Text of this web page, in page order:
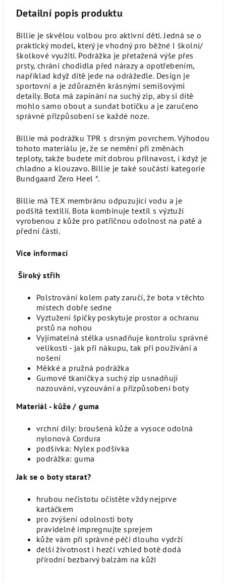
Detailní popis produktu
Billie je skvělou volbou pro aktivní děti. Jedná se o
praktický model, který je vhodný pro běžné I školní/
školkové využití. Podrážka je přetažená výše přes
prsty, chrání chodidla před nárazy a opotřebením,
například když dítě jede na odrážedle. Design je
sportovní a je zdůrazněn krásnými semišovými
detaily. Bota má zapínání na suchý zip, aby si dítě
mohlo samo obout a sundat botičku a je zaručeno
správné přizpůsobení se každé noze.
Billie má podrážku TPR s drsným povrchem. Výhodou
tohoto materiálu je, že se nemění při změnách
teploty, takže budete mít dobrou přilnavost, i když je
chladno a klouzavo. Billie je také součástí kategorie
Bundgaard Zero Heel *.
Billie má TEX membránu odpuzující vodu a je
podšitá textilií. Bota kombinuje textil s výztuží
vyrobenou z kůže pro patřičnou odolnost na patě a
přední části.
Více informací
Široký střih
Polstrování kolem paty zaručí, že bota v těchto
místech dobře sedne
Vyztužení špičky poskytuje prostor a ochranu
prstů na nohou
Vyjímatelná stélka usnadňuje kontrolu správné
velikosti - jak při nákupu, tak při používání a
nošení
Měkké a pružná podrážka
Gumové tkaničky a suchý zip usnadňují
nazouvání, vyzouvání a přizpůsobení boty
Materiál - kůže / guma
vrchní díly: broušená kůže a vysoce odolná
nylonová Cordura
podšívka: Nylex podšívka
podrážka: guma
Jak se o boty starat?
hrubou nečistotu očistěte vždy nejprve
kartáčkem
pro zvýšení odolnosti boty
pravidelně impregnujte sprejem
kůže vám při správné péči dlouho vydrží
delší životnost i hezčí vzhled botě dodá
přírodní bezbarvý balzám na kůži